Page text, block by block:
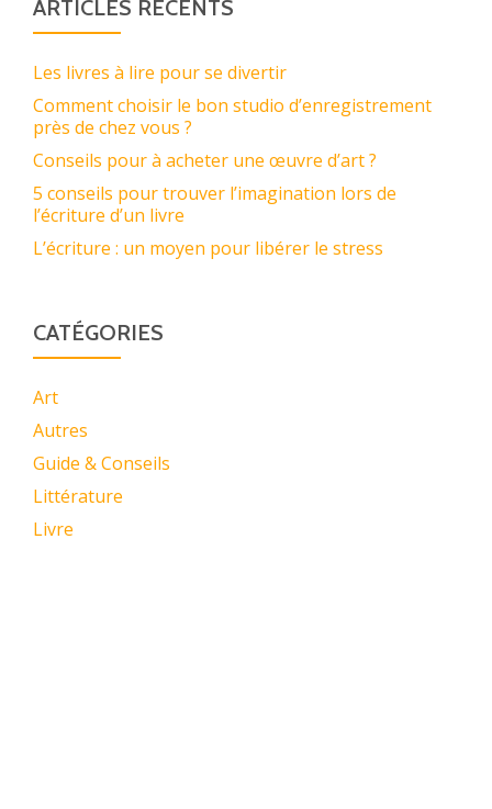
!
ARTICLES RÉCENTS
Les livres à lire pour se divertir
Comment choisir le bon studio d’enregistrement
près de chez vous ?
Conseils pour à acheter une œuvre d’art ?
5 conseils pour trouver l’imagination lors de
l’écriture d’un livre
L’écriture : un moyen pour libérer le stress
CATÉGORIES
Art
Autres
Guide & Conseils
Littérature
Livre